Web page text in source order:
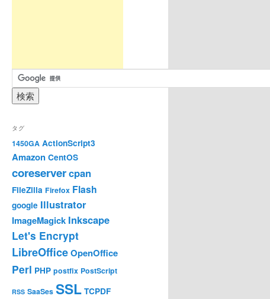
タグ
1450GA ActionScript3
Amazon CentOS
coreservercpan
FileZilla Firefox Flash
google Illustrator
ImageMagick Inkscape
Let's Encrypt
LibreOfficeOpenOffice
Perl PHP postfix PostScript
RSS SaaSes SSL TCPDF